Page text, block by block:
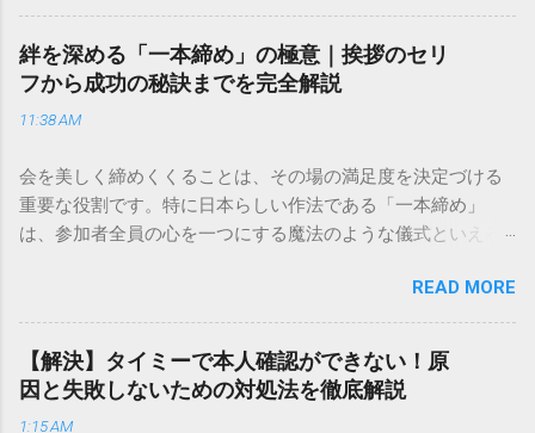
通運は企業間物流のイメージが強いかもしれませんが、個人
向けの宅配サービスも非常に充実しています。大切なのは、
目的に合わせた適切な連絡先を選ぶことです。この記事で
は、荷物の追跡確認から営業所への電話連絡、再配達の依頼
手順まで、初めての方でも迷わずに解決できる方法を詳しく
本全国に広範なネットワークを持つ大手運送会社です。特に
重量物や大型の荷物、そして企業間の輸送において圧倒的な
実績を誇ります。 個人で利用する場合、他の宅配業者と少し
いう特徴があります。地域に密着した各拠点が配送をコント
ロールしているため、現場の状況に合わせた柔軟な相談がし
やすいのがメリットです。まずは、今抱えている悩みがどの
サービスで解決できるかを確認していきましょう。 1. 荷物の
絆を深める「一本締め」の極意｜挨拶のセリ
フから成功の秘訣までを完全解説
11:38 AM
会を美しく締めくくることは、その場の満足度を決定づける
重要な役割です。特に日本らしい作法である「一本締め」
は、参加者全員の心を一つにする魔法のような儀式といえる
「手拍子のリズムに自信がない」と不安を感じる方も多いは
ずです。この記事では、ビジネスからカジュアルな集まりま
で、どのような場面でも堂々と立ち振る舞えるための「一本
締め」の作法を、基礎知識から具体的なセリフ例まで丁寧に
解説します。 一本締めとは？その本質と効果 一本締めは、単
READ MORE
【解決】タイミーで本人確認ができない！原
因と失敗しないための対処法を徹底解説
1:15 AM